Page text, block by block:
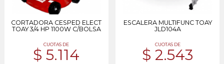
CORTADORA CESPED ELECT
TOAY 3/4 HP 1100W C/BOLSA
CUOTAS DE
$ 5.114
ESCALERA MULTIFUNC TOAY
JLD104A
CUOTAS DE
$ 2.543